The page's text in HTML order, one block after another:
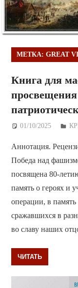
МЕТКА: GREAT
Книга для
01/10/2025
Аннотация.
Победа над
посвящена 80-
память о героях и
операции, в
сражавшихся в
во славу наших
ЧИТАТЬ